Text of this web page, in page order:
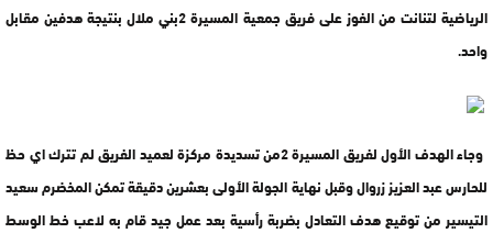
الرياضية لتنانت من الفوز على فريق جمعية المسيرة 2بني ملال بنتيجة هدفين مقابل
واحد.
وجاء الهدف الأول لفريق المسيرة 2من تسديدة مركزة لعميد الفريق لم تترك اي حظ
للحارس عبد العزيز زروال وقبل نهاية الجولة الأولى بعشرين دقيقة تمكن المخضرم سعيد
التيسير من توقيع هدف التعادل بضربة رأسية بعد عمل جيد قام به لاعب خط الوسط